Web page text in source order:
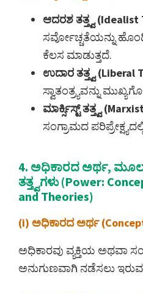
ಆದರಶ ತತ್ತ್ವ (Idealist
ಸರ್ವೋಚ್ಚತೆಯನ್ನು
ಕೆಲಸ ಮಾಡುತ್ತದೆ.
ಉದಾರ ತತ್ತ್ವ (Liberal
ಸ್ವಾತಂತ್ರ್ಯವನ್ನು
ಮಾರ್ಕ್ಸಿಸ್ಟ್ ತತ್ತ್ವ
ಸಂಗ್ರಾಮದ
4. ಅಧಿಕಾರದ ಅರ್ಥ,
ತತ್ತ್ವಗಳು (Power:
and Theories)
(i) ಅಧಿಕಾರದ ಅರ್ಥ
ಅಧಿಕಾರವು ವ್ಯಕ್ತಿಯ ಅಥವಾ
ಅನುಗುಣವಾಗಿ ನಡೆಸಲು